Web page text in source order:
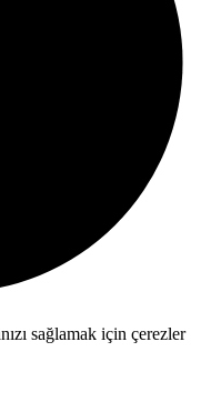
sağlamak için çerezler